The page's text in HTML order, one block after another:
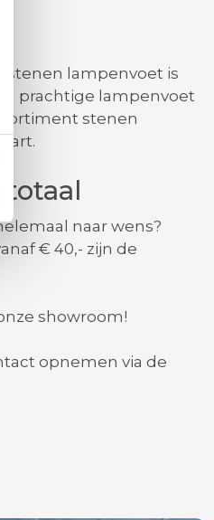
stenen lampenvoet is
prachtige lampenvoet
stenen
naar wens?
€ 40,- zijn de
showroom!
opnemen via de